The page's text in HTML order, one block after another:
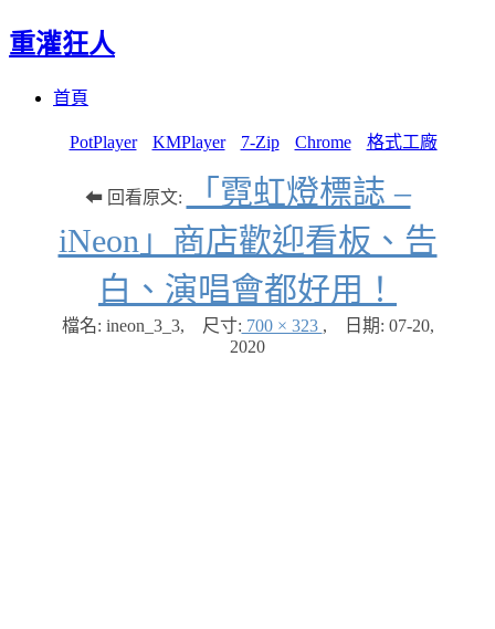
重灌狂人
首頁
PotPlayer KMPlayer 7-Zip Chrome 格式工廠
⬅ 回看原文:
「霓虹燈標誌 –
iNeon」商店歡迎看板、告
白、演唱會都好用！
檔名: ineon_3_3, 尺寸: 700 × 323 , 日期: 07-20,
2020